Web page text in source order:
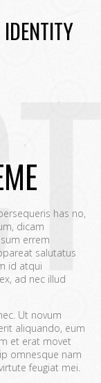
IDENTITY
has no,
dicam
errem
salutatus
id atqui
ad nec illud
Ut novum
aliquando, eum
et erat movet
omnesque nam
feugiat mei.